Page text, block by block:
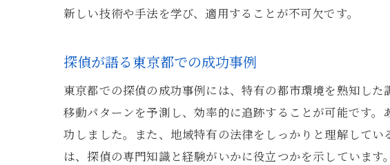
東京都で探
東京都
探偵
法的
新しい技術や手法を学び、適用することが不可欠です。
探偵が語る東京都での成功事例
東京都での探偵の成功事例には、特有の都市環境を熟知し
移動パターンを予測し、効率的に追跡することが可能です
功しました。また、地域特有の法律をしっかりと理解して
は、探偵の専門知識と経験がいかに役立つかを示していま